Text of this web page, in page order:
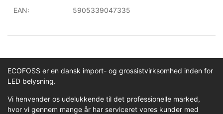
EAN: 5905339047335
ECOFOSS er en dansk import- og grossistvirksomhed inden for
LED belysning.
Vi henvender os udelukkende til det professionelle marked,
hvor vi gennem mange år har serviceret vores kunder med